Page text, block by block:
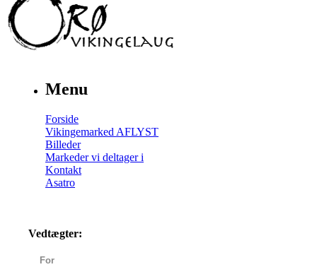
Menu
Forside
Vikingemarked AFLYST
Billeder
Markeder vi deltager i
Kontakt
Asatro
Vedtægter:
For